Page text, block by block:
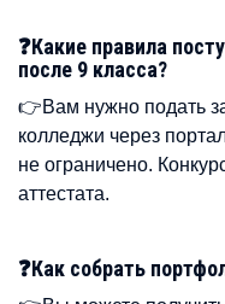
❓Какие правила
после 9 класса?
👉Вам нужно подать
колледжи через
не ограничено.
аттестата.
❓Как собрать